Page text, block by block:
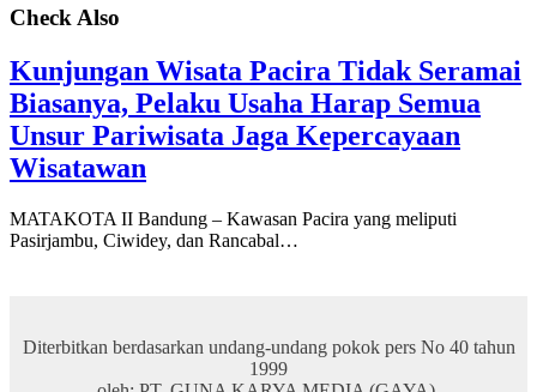
Check Also
Kunjungan Wisata Pacira Tidak Seramai
Biasanya, Pelaku Usaha Harap Semua
Unsur Pariwisata Jaga Kepercayaan
Wisatawan
MATAKOTA II Bandung – Kawasan Pacira yang meliputi
Pasirjambu, Ciwidey, dan Rancabal…
Diterbitkan berdasarkan undang-undang pokok pers No 40 tahun
1999